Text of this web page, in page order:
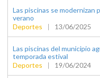
Las piscinas se modernizan
verano
Deportes
| 13/06/2025
Las piscinas del municipio
temporada estival
Deportes
| 19/06/2024